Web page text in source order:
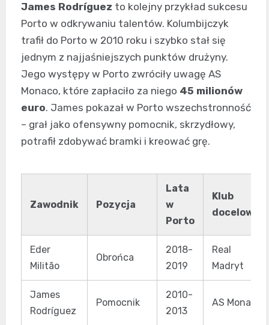
James Rodríguez to kolejny przykład sukcesu
Porto w odkrywaniu talentów. Kolumbijczyk
trafił do Porto w 2010 roku i szybko stał się
jednym z najjaśniejszych punktów drużyny.
Jego występy w Porto zwróciły uwagę AS
Monaco, które zapłaciło za niego 45 milionów
euro. James pokazał w Porto wszechstronność
– grał jako ofensywny pomocnik, skrzydłowy,
potrafił zdobywać bramki i kreować grę.
Zawodnik Pozycja
Lata
w
Porto
Klub
docelowy
Eder
Militão
Obrońca
2018-
2019
Real
Madryt
James
Rodríguez
Pomocnik
2010-
2013
AS Monaco